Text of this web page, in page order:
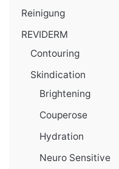
Reinigung
REVIDERM
Contouring
Skindication
Brightening
Couperose
Hydration
Neuro Sensitive